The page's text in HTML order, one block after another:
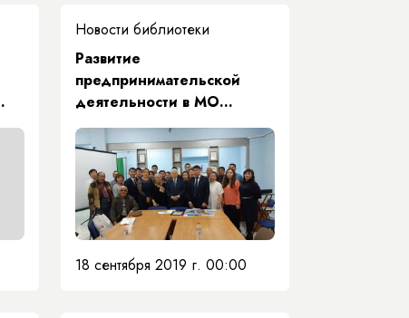
Новости библиотеки
Развитие
предпринимательской
деятельности в МО
«Октемский наслег»
18 сентября 2019 г. 00:00